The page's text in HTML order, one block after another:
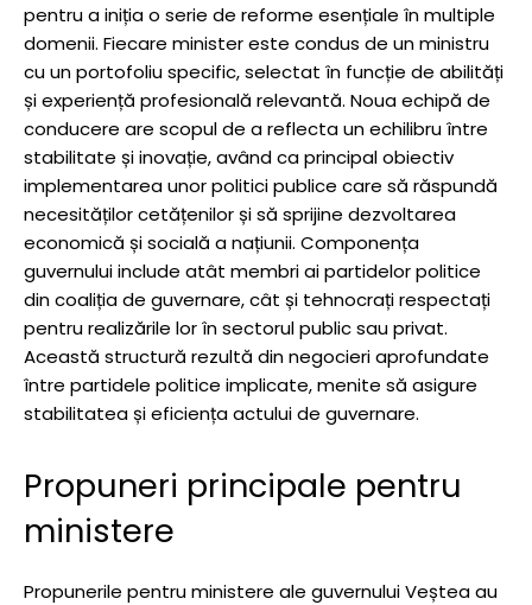
pentru a iniția o serie de reforme esențiale în multiple
domenii. Fiecare minister este condus de un ministru
cu un portofoliu specific, selectat în funcție de abilități
și experiență profesională relevantă. Noua echipă de
conducere are scopul de a reflecta un echilibru între
stabilitate și inovație, având ca principal obiectiv
implementarea unor politici publice care să răspundă
necesităților cetățenilor și să sprijine dezvoltarea
economică și socială a națiunii. Componența
guvernului include atât membri ai partidelor politice
din coaliția de guvernare, cât și tehnocrați respectați
pentru realizările lor în sectorul public sau privat.
Această structură rezultă din negocieri aprofundate
între partidele politice implicate, menite să asigure
stabilitatea și eficiența actului de guvernare.
Propuneri principale pentru
ministere
Propunerile pentru ministere ale guvernului Veștea au